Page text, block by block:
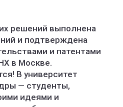
решений выполнена
и подтверждена
и патентами
в Москве.
В университет
— студенты,
идеями и